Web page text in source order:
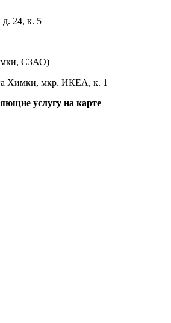
24, к. 5
СЗАО)
Химки, мкр. ИКЕА, к. 1
услугу на карте